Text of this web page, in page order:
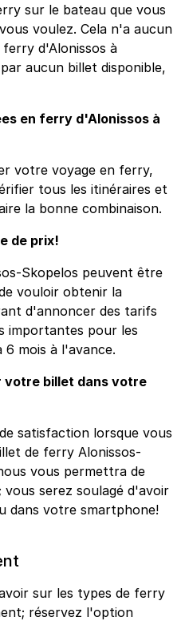
sur le bateau que vous
voulez. Cela n'a aucun
d'Alonissos à
aucun billet disponible,
en ferry d'Alonissos à
votre voyage en ferry,
tous les itinéraires et
la bonne combinaison.
de prix!
Skopelos peuvent être
vouloir obtenir la
d'annoncer des tarifs
importantes pour les
6 mois à l'avance.
votre billet dans votre
satisfaction lorsque vous
de ferry Alonissos-
vous permettra de
serez soulagé d'avoir
dans votre smartphone!
sur les types de ferry
réservez l'option